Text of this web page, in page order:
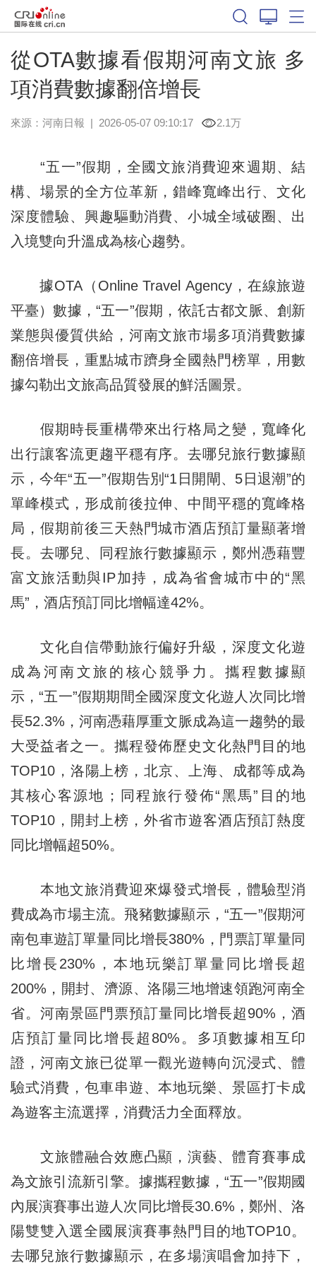
從OTA數據看假期河南文旅 多
項消費數據翻倍增長
來源： 河南日報 | 2026-05-07 09:10:17 2.1万
“五一”假期，全國文旅消費迎來週期、結
構、場景的全方位革新，錯峰寬峰出行、文化
深度體驗、興趣驅動消費、小城全域破圈、出
入境雙向升溫成為核心趨勢。
據OTA（Online Travel Agency，在線旅遊
平臺）數據，“五一”假期，依託古都文脈、創新
業態與優質供給，河南文旅市場多項消費數據
翻倍增長，重點城市躋身全國熱門榜單，用數
據勾勒出文旅高品質發展的鮮活圖景。
假期時長重構帶來出行格局之變，寬峰化
出行讓客流更趨平穩有序。去哪兒旅行數據顯
示，今年“五一”假期告別“1日開閘、5日退潮”的
單峰模式，形成前後拉伸、中間平穩的寬峰格
局，假期前後三天熱門城市酒店預訂量顯著增
長。去哪兒、同程旅行數據顯示，鄭州憑藉豐
富文旅活動與IP加持，成為省會城市中的“黑
馬”，酒店預訂同比增幅達42%。
文化自信帶動旅行偏好升級，深度文化遊
成為河南文旅的核心競爭力。攜程數據顯
示，“五一”假期期間全國深度文化遊人次同比增
長52.3%，河南憑藉厚重文脈成為這一趨勢的最
大受益者之一。攜程發佈歷史文化熱門目的地
TOP10，洛陽上榜，北京、上海、成都等成為
其核心客源地；同程旅行發佈“黑馬”目的地
TOP10，開封上榜，外省市遊客酒店預訂熱度
同比增幅超50%。
本地文旅消費迎來爆發式增長，體驗型消
費成為市場主流。飛豬數據顯示，“五一”假期河
南包車遊訂單量同比增長380%，門票訂單量同
比增長230%，本地玩樂訂單量同比增長超
200%，開封、濟源、洛陽三地增速領跑河南全
省。河南景區門票預訂量同比增長超90%，酒
店預訂量同比增長超80%。多項數據相互印
證，河南文旅已從單一觀光遊轉向沉浸式、體
驗式消費，包車串遊、本地玩樂、景區打卡成
為遊客主流選擇，消費活力全面釋放。
文旅體融合效應凸顯，演藝、體育賽事成
為文旅引流新引擎。據攜程數據，“五一”假期國
內展演賽事出遊人次同比增長30.6%，鄭州、洛
陽雙雙入選全國展演賽事熱門目的地TOP10。
去哪兒旅行數據顯示，在多場演唱會加持下，